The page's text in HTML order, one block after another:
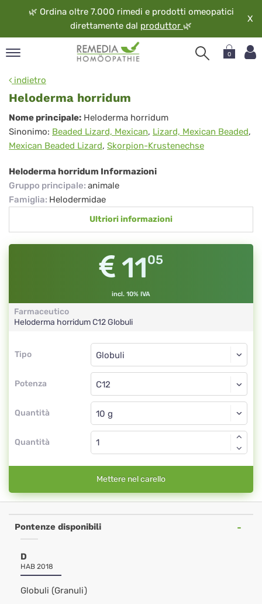
🌿 Ordina oltre 7.000 rimedi e prodotti omeopatici
direttamente dal produttor 🌿
X
0
indietro
Heloderma horridum
Heloderma
horridum
Nome principale: Heloderma horridum
Sinonimo: Beaded Lizard, Mexican, Lizard, Mexican Beaded,
Mexican Beaded Lizard, Skorpion-Krustenechse
Heloderma horridum Informazioni
Gruppo principale: animale
Famiglia: Helodermidae
Ultriori informazioni
1105
incl. 10% IVA
Farmaceutico
Heloderma horridumC12Globuli
Tipo
Tipo
Potenza
Globuli
C12
Quantità
Globuli
Quantità
Mettere nel carello
Pontenze disponibili
D
HAB 2018
Globuli (Granuli)